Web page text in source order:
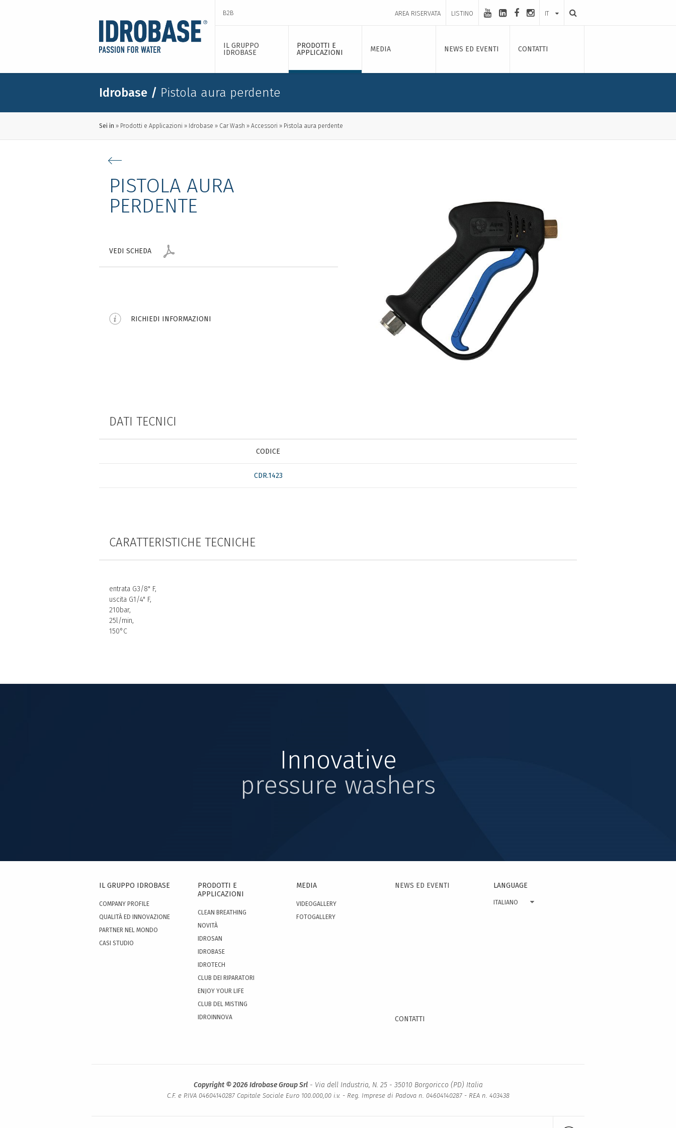
B2B AREA RISERVATA LISTINO IT
IL GRUPPO
IDROBASE
PRODOTTI E
APPLICAZIONI
MEDIA NEWS ED EVENTI CONTATTI
Idrobase / Pistola aura perdente
Sei in Prodotti e Applicazioni Idrobase Car Wash Accessori Pistola aura perdente
PISTOLA AURA
PERDENTE
VEDI SCHEDA
RICHIEDI INFORMAZIONI
DATI TECNICI
CODICE
CDR.1423
CARATTERISTICHE TECNICHE
entrata G3/8" F,
uscita G1/4" F,
210bar,
25l/min,
150°C
Innovative
pressure washers
IL GRUPPO IDROBASE
COMPANY PROFILE
QUALITÀ ED INNOVAZIONE
PARTNER NEL MONDO
CASI STUDIO
PRODOTTI E
APPLICAZIONI
CLEAN BREATHING
NOVITÀ
IDROSAN
IDROBASE
IDROTECH
CLUB DEI RIPARATORI
ENJOY YOUR LIFE
CLUB DEL MISTING
IDROINNOVA
MEDIA
VIDEOGALLERY
FOTOGALLERY
NEWS ED EVENTI
CONTATTI
LANGUAGE
ITALIANO
Copyright © 2026 Idrobase Group Srl- Via dell Industria, N. 25 - 35010 Borgoricco (PD) Italia
C.F. e P.IVA 04604140287 Capitale Sociale Euro 100.000,00 i.v. - Reg. Imprese di Padova n. 04604140287 - REA n. 403438